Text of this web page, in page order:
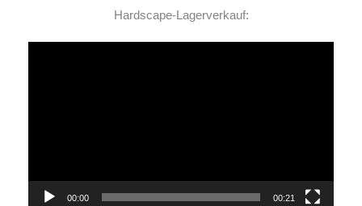
Hardscape-Lagerverkauf:
00:00 00:21